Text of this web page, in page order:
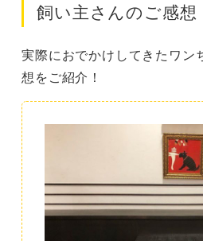
飼い主さんのご感想
実際におでかけしてきたワン
想をご紹介！